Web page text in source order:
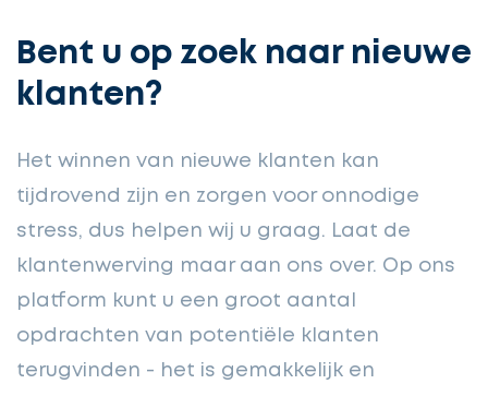
Bent u op zoek naar nieuwe
klanten?
Het winnen van nieuwe klanten kan
tijdrovend zijn en zorgen voor onnodige
stress, dus helpen wij u graag. Laat de
klantenwerving maar aan ons over. Op ons
platform kunt u een groot aantal
opdrachten van potentiële klanten
terugvinden - het is gemakkelijk en